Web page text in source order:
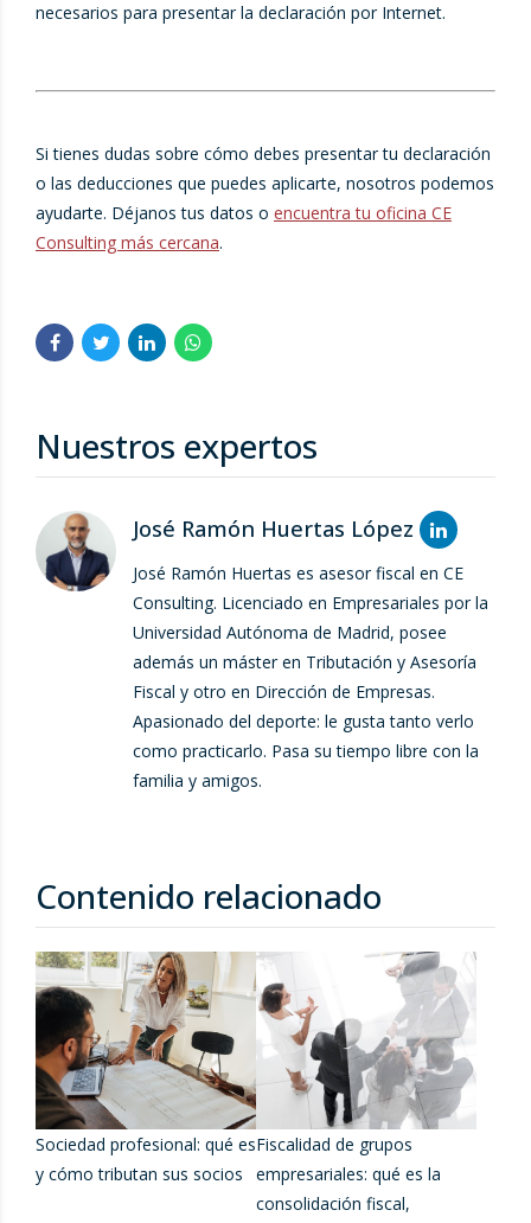
necesarios para presentar la declaración por Internet.
Si tienes dudas sobre cómo debes presentar tu declaración
o las deducciones que puedes aplicarte, nosotros podemos
ayudarte. Déjanos tus datos o encuentra tu oficina CE
Consulting más cercana.
Nuestros expertos
José Ramón Huertas López
José Ramón Huertas es asesor fiscal en CE
Consulting. Licenciado en Empresariales por la
Universidad Autónoma de Madrid, posee
además un máster en Tributación y Asesoría
Fiscal y otro en Dirección de Empresas.
Apasionado del deporte: le gusta tanto verlo
como practicarlo. Pasa su tiempo libre con la
familia y amigos.
Contenido relacionado
Sociedad profesional: qué es
y cómo tributan sus socios
Fiscalidad de grupos
empresariales: qué es la
consolidación fiscal,